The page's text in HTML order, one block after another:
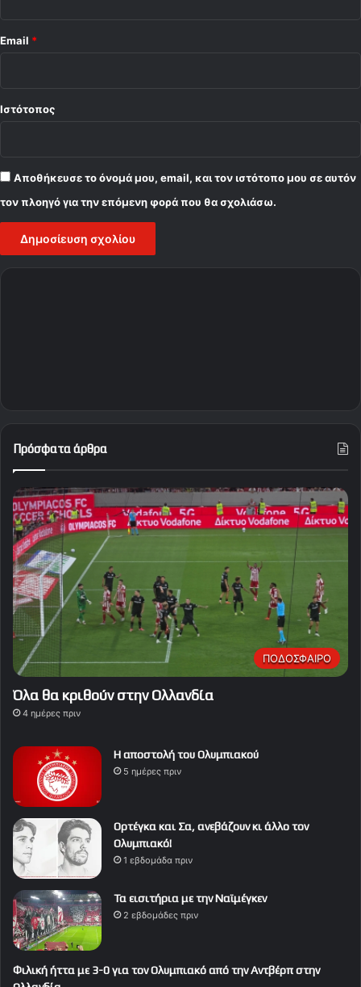
Email *
Ιστότοπος
Αποθήκευσε το όνομά μου, email, και τον ιστότοπο μου σε αυτόν
τον πλοηγό για την επόμενη φορά που θα σχολιάσω.
Πρόσφατα άρθρα
ΠΟΔΟΣΦΑΙΡΟ
Όλα θα κριθούν στην Ολλανδία
4 ημέρες πριν
Η αποστολή του Ολυμπιακού
5 ημέρες πριν
Ορτέγκα και Σα, ανεβάζουν κι άλλο τον
Ολυμπιακό!
1 εβδομάδα πριν
Τα εισιτήρια με την Ναϊμέγκεν
2 εβδομάδες πριν
Φιλική ήττα με 3-0 για τον Ολυμπιακό από την Αντβέρπ στην